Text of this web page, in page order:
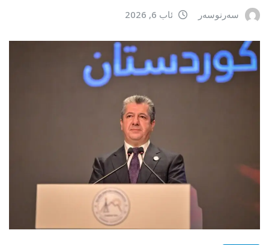
سەرنوسەر ئاب 6, 2026